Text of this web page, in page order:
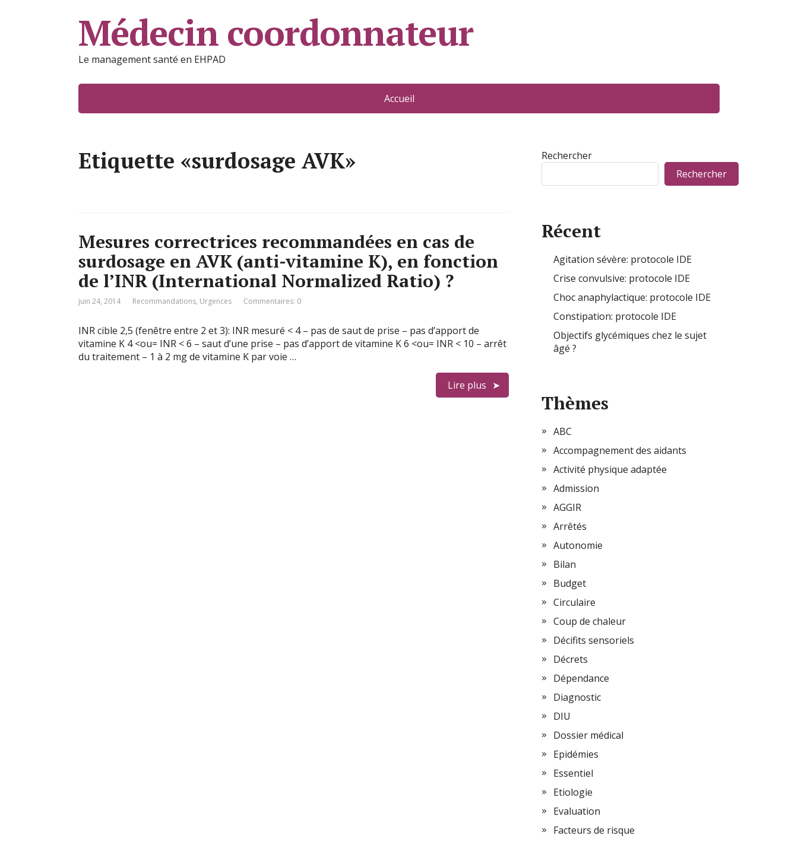
Médecin coordonnateur
Le management santé en EHPAD
Accueil
Etiquette «surdosage AVK»
Mesures correctrices recommandées en cas de
surdosage en AVK (anti-vitamine K), en fonction
de l’INR (International Normalized Ratio) ?
juin 24, 2014 Recommandations, Urgences Commentaires: 0
INR cible 2,5 (fenêtre entre 2 et 3): INR mesuré < 4 – pas de saut de prise – pas d’apport de
vitamine K 4 <ou= INR < 6 – saut d’une prise – pas d’apport de vitamine K 6 <ou= INR < 10 – arrêt
du traitement – 1 à 2 mg de vitamine K par voie …
Lire plus
Rechercher
Rechercher
Récent
Agitation sévère: protocole IDE
Crise convulsive: protocole IDE
Choc anaphylactique: protocole IDE
Constipation: protocole IDE
Objectifs glycémiques chez le sujet
âgé ?
Thèmes
ABC
Accompagnement des aidants
Activité physique adaptée
Admission
AGGIR
Arrêtés
Autonomie
Bilan
Budget
Circulaire
Coup de chaleur
Décifits sensoriels
Décrets
Dépendance
Diagnostic
DIU
Dossier médical
Epidémies
Essentiel
Etiologie
Evaluation
Facteurs de risque